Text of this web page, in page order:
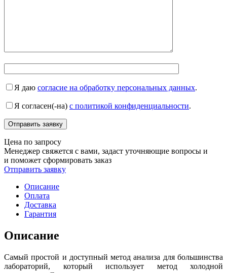
Я даю согласие на обработку персональных данных.
Я согласен(-на) с политикой конфиденциальности.
Цена по запросу
Менеджер свяжется с вами, задаст уточняющие вопросы и
и поможет сформировать заказ
Отправить заявку
Описание
Оплата
Доставка
Гарантия
Описание
Самый простой и доступный метод анализа для большинства
лабораторий, который использует метод холодной